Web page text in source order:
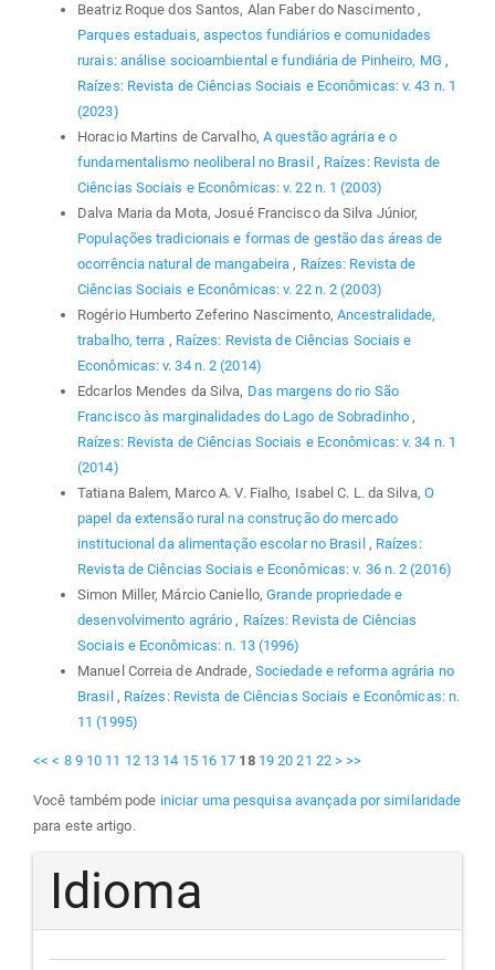
Beatriz Roque dos Santos, Alan Faber do Nascimento ,
Parques estaduais, aspectos fundiários e comunidades
rurais: análise socioambiental e fundiária de Pinheiro, MG ,
Raízes: Revista de Ciências Sociais e Econômicas: v. 43 n. 1
(2023)
Horacio Martins de Carvalho, A questão agrária e o
fundamentalismo neoliberal no Brasil , Raízes: Revista de
Ciências Sociais e Econômicas: v. 22 n. 1 (2003)
Dalva Maria da Mota, Josué Francisco da Silva Júnior,
Populações tradicionais e formas de gestão das áreas de
ocorrência natural de mangabeira, Raízes: Revista de
Ciências Sociais e Econômicas: v. 22 n. 2 (2003)
Rogério Humberto Zeferino Nascimento, Ancestralidade,
trabalho, terra , Raízes: Revista de Ciências Sociais e
Econômicas: v. 34 n. 2 (2014)
Edcarlos Mendes da Silva, Das margens do rio São
Francisco às marginalidades do Lago de Sobradinho,
Raízes: Revista de Ciências Sociais e Econômicas: v. 34 n. 1
(2014)
Tatiana Balem, Marco A. V. Fialho, Isabel C. L. da Silva, O
papel da extensão rural na construção do mercado
institucional da alimentação escolar no Brasil , Raízes:
Revista de Ciências Sociais e Econômicas: v. 36 n. 2 (2016)
Simon Miller, Márcio Caniello,Grande propriedade e
desenvolvimento agrário, Raízes: Revista de Ciências
Sociais e Econômicas: n. 13 (1996)
Manuel Correia de Andrade, Sociedade e reforma agrária no
Brasil , Raízes: Revista de Ciências Sociais e Econômicas: n.
11 (1995)
<< < 8 9 10 11 12 13 14 15 16 17 18 19 20 21 22 > >>
Você também pode iniciar uma pesquisa avançada por similaridade
para este artigo.
Idioma